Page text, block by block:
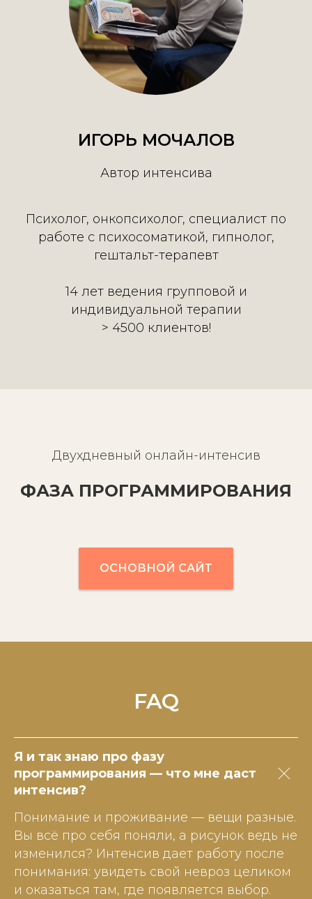
ИГОРЬ МОЧАЛОВ
Автор интенсива
Психолог, онкопсихолог, специалист по
работе с психосоматикой, гипнолог,
гештальт-терапевт
14 лет ведения групповой и
индивидуальной терапии
> 4500 клиентов!
Двухдневный онлайн-интенсив
ФАЗА ПРОГРАММИРОВАНИЯ
ОСНОВНОЙ САЙТ
FAQ
Я и так знаю про фазу
программирования — что мне даст
интенсив?
Понимание и проживание — вещи разные.
Вы всё про себя поняли, а рисунок ведь не
изменился? Интенсив дает работу после
понимания: увидеть свой невроз целиком
и оказаться там, где появляется выбор.